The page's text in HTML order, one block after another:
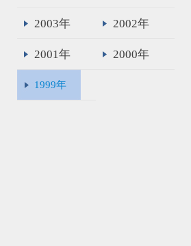
2003年 2002年
2001年 2000年
1999年